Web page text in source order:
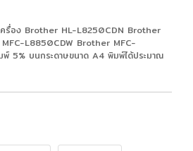
ครื่อง Brother HL-L8250CDN Brother
L8850CDW Brother MFC-
5% บนกระดาษขนาด A4 พิมพ์ได้ประมาณ